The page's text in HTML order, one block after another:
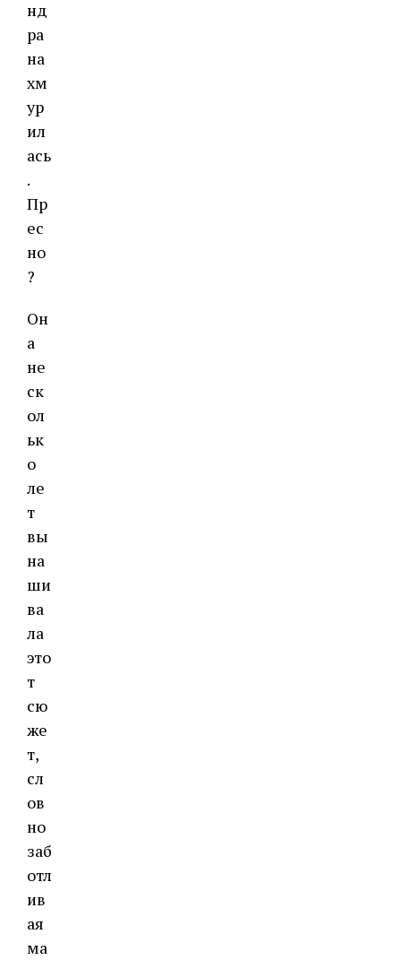
нд
ра
на
хм
ур
ил
ась
.
Пр
ес
но
?
Он
а
не
ск
ол
ьк
о
ле
т
вы
на
ши
ва
ла
это
т
сю
же
т,
сл
ов
но
заб
отл
ив
ая
ма